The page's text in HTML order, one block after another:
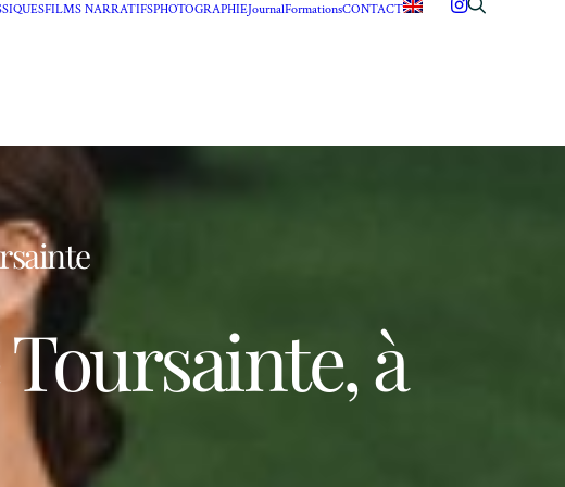
FILMS NARRATIFSPHOTOGRAPHIEJournalFormationsCONTACT
à